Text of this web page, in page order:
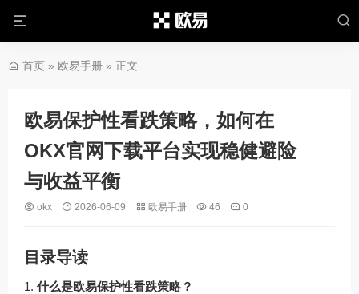
首页 » 欧易手册 » 正文
欧易保护性看跌策略，如何在
OKX官网下载平台实现稳健避险
与收益平衡
okx 2026-06-09 欧易手册 46 0
目录导读
什么是欧易保护性看跌策略？